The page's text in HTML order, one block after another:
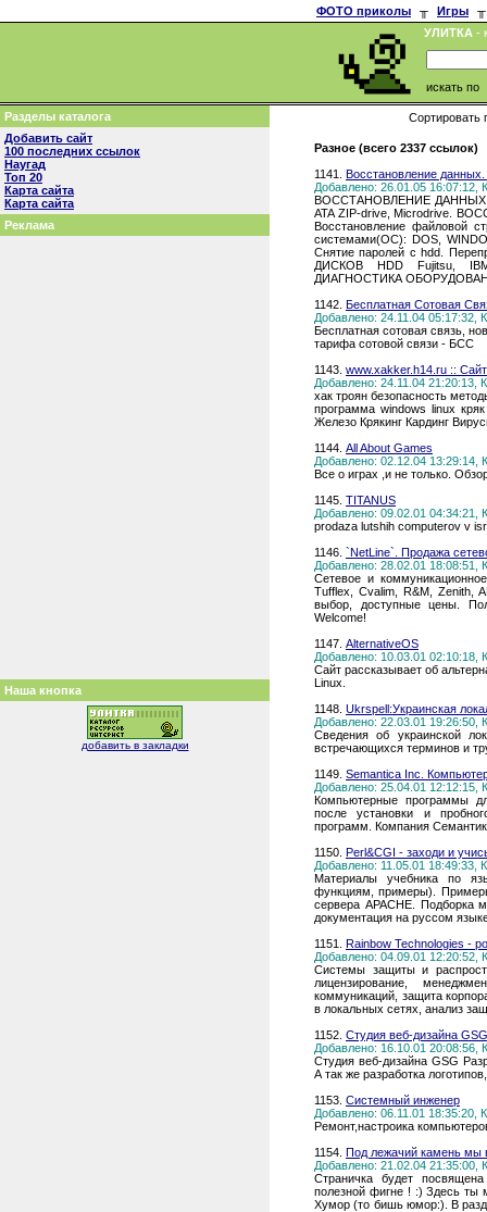
ФОТО приколы ╥ Игры
╥
УЛИТКА -
искать по
Разделы каталога
Добавить сайт
100 последних ссылок
Наугад
Топ 20
Карта сайта
Карта сайта
Реклама
Наша кнопка
добавить в закладки
Сортировать
Разное (всего 2337 ссылок)
1141. Восстановление
Добавлено: 26.01.05 16:07:12,
ВОССТАНОВЛЕНИЕ ДАННЫХ с
ATA ZIP-drive, Microdrive.
Восстановление файловой
системами(ОС): DOS,
Снятие паролей с hdd.
ДИСКОВ HDD Fujitsu,
ДИАГНОСТИКА
1142. Бесплатная Сотовая
Добавлено: 24.11.04 05:17:32,
Бесплатная сотовая связь,
тарифа сотовой связи - БСС
1143. www.xakker.h14.ru ::
Добавлено: 24.11.04 21:20:13,
хак троян безопасность
программа windows linux
Железо Крякинг Кардинг
1144. All About Games
Добавлено: 02.12.04 13:29:14,
Все о играх ,и не только.
1145. TITANUS
Добавлено: 09.02.01 04:34:21,
prodaza lutshih computerov v
1146. `NetLine`. Продажа
Добавлено: 28.02.01 18:08:51,
Сетевое и
Tufflex, Cvalim, R&M, Zenith,
выбор, доступные цены.
Welcome!
1147. AlternativeOS
Добавлено: 10.03.01 02:10:18,
Сайт рассказывает об
Linux.
1148. Ukrspell:Украинская
Добавлено: 22.03.01 19:26:50,
Сведения об украинской
встречающихся терминов и
1149. Semantica Inc.
Добавлено: 25.04.01 12:12:15,
Компьютерные программы
после установки и
программ. Компания
1150. Perl&CGI - заходи и
Добавлено: 11.05.01 18:49:33,
Материалы учебника по
функциям, примеры).
сервера APACHE. Подборка
документация на руссом
1151. Rainbow Technologies -
Добавлено: 04.09.01 12:20:52,
Системы защиты и
лицензирование,
коммуникаций, защита
в локальных сетях, анализ
1152. Студия веб-дизайна GSG
Добавлено: 16.10.01 20:08:56,
Студия веб-дизайна GSG
А так же разработка
1153. Системный инженер
Добавлено: 06.11.01 18:35:20,
Ремонт,настроика
1154. Под лежачий камень мы
Добавлено: 21.02.04 21:35:00,
Страничка будет
полезной фигне ! :) Здесь ты
Хумор (то бишь юмор:). В